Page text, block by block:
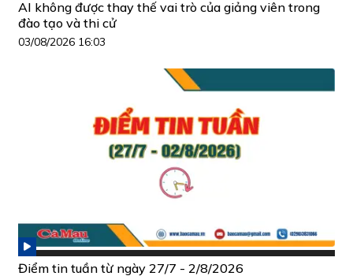
AI không được thay thế vai trò của giảng viên trong
đào tạo và thi cử
03/08/2026 16:03
Điểm tin tuần từ ngày 27/7 - 2/8/2026